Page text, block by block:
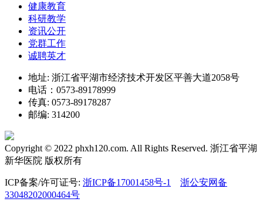
健康教育
科研教学
资讯公开
党群工作
诚聘英才
地址: 浙江省平湖市经济技术开发区平善大道2058号
电话：0573-89178999
传真: 0573-89178287
邮编: 314200
Copyright © 2022 phxh120.com. All Rights Reserved. 浙江省平湖
新华医院 版权所有
ICP备案/许可证号: 浙ICP备17001458号-1
浙公安网备
33048202000464号